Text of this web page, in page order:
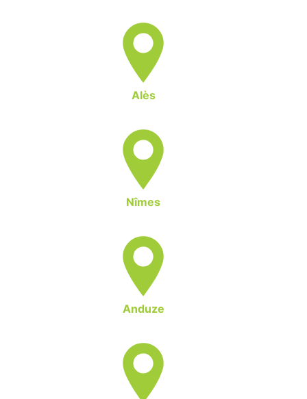
Alès
Nîmes
Anduze